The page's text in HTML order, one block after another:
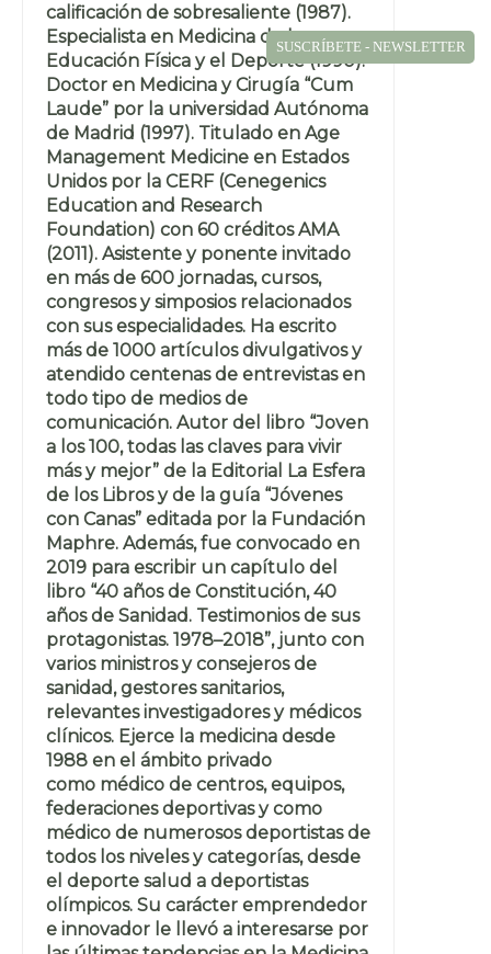
calificación de sobresaliente (1987).
Especialista en Medicina de la
Educación Física y el Deporte (1990).
Doctor en Medicina y Cirugía “Cum
Laude” por la universidad Autónoma
de Madrid (1997). Titulado en Age
Management Medicine en Estados
Unidos por la CERF (Cenegenics
Education and Research
Foundation) con 60 créditos AMA
(2011). Asistente y ponente invitado
en más de 600 jornadas, cursos,
congresos y simposios relacionados
con sus especialidades. Ha escrito
más de 1000 artículos divulgativos y
atendido centenas de entrevistas en
todo tipo de medios de
comunicación. Autor del libro “Joven
a los 100, todas las claves para vivir
más y mejor” de la Editorial La Esfera
de los Libros y de la guía “Jóvenes
con Canas” editada por la Fundación
Maphre. Además, fue convocado en
2019 para escribir un capítulo del
libro “40 años de Constitución, 40
años de Sanidad. Testimonios de sus
protagonistas. 1978–2018”, junto con
varios ministros y consejeros de
sanidad, gestores sanitarios,
relevantes investigadores y médicos
clínicos. Ejerce la medicina desde
1988 en el ámbito privado
como médico de centros, equipos,
federaciones deportivas y como
médico de numerosos deportistas de
todos los niveles y categorías, desde
el deporte salud a deportistas
olímpicos. Su carácter emprendedor
e innovador le llevó a interesarse por
SUSCRÍBETE - NEWSLETTER